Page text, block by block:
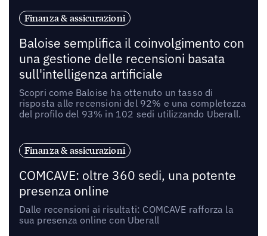
Finanza & assicurazioni
Baloise semplifica il coinvolgimento con
una gestione delle recensioni basata
sull'intelligenza artificiale
Scopri come Baloise ha ottenuto un tasso di
risposta alle recensioni del 92% e una completezza
del profilo del 93% in 102 sedi utilizzando Uberall.
Finanza & assicurazioni
COMCAVE: oltre 360 sedi, una potente
presenza online
Dalle recensioni ai risultati: COMCAVE rafforza la
sua presenza online con Uberall